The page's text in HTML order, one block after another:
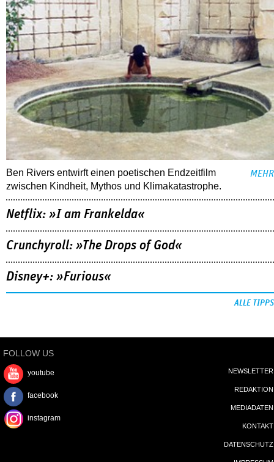
Ben Rivers entwirft einen poetischen Endzeitfilm
zwischen Kindheit, Mythos und Klimakatastrophe.
MEHR
Netflix: »I am Frankelda«
Crunchyroll: »The Drops of God«
Disney+: »Furious«
ALLE TIPPS
FOLLOW US
youtube
facebook
instagram
NEWSLETTER
REDAKTION
MEDIADATEN
KONTAKT
DATENSCHUTZ